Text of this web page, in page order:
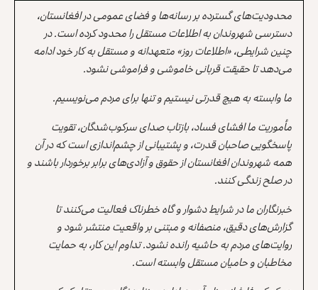
محدودیت‌های گسترده بر رسانه‌ها و فضای عمومی در افغانستان،
دسترسی شهروندان به اطلاعات مستقل را محدود کرده است. در
چنین شرایطی، «اطلاعات روز» متعهدانه و مستقل به کار خود ادامه
می‌دهد تا حقیقت قربانی خاموشی و فراموشی نشود.
ما وابسته به هیچ قدرتی نیستیم و تنها برای مردم می‌نویسیم.
مأموریت ما افشای فساد، بازتاب صدای سرکوب‌شدگان، تقویت
پاسخگویی صاحبان قدرت، و پشتیبانی از چشم‌اندازی است که در آن
همه شهروندان افغانستان از حقوق و آزادی‌های برابر برخوردار باشند و
در صلح زندگی کنند.
خبرنگاران ما در شرایط دشوار و گاه خطرناک فعالیت می‌کنند تا
گزارش‌های دقیق، منصفانه و مبتنی بر واقعیت منتشر شود و
روایت‌های مردم به حاشیه رانده نشود. تداوم این کار، به حمایت
مخاطبان و حامیان مستقل وابسته است.